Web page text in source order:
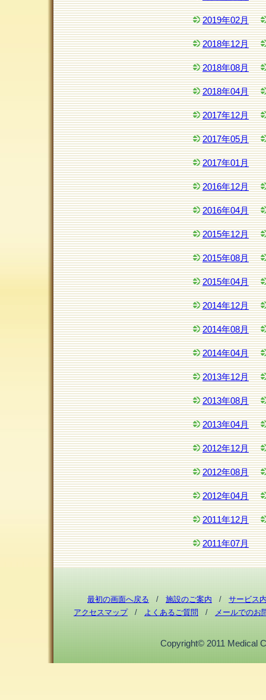
2019年02月
2018年12月
2018年08月
2018年04月
2017年12月
2017年05月
2017年01月
2016年12月
2016年04月
2015年12月
2015年08月
2015年04月
2014年12月
2014年08月
2014年04月
2013年12月
2013年08月
2013年04月
2012年12月
2012年08月
2012年04月
2011年12月
2011年07月
最初の画面へ戻る / 施設のご案内 / サービス
アクセスマップ/ よくあるご質問 / メールでのお
Copyright© 2011 Medical